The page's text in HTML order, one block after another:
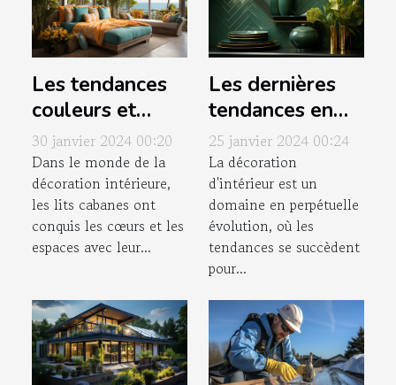
Les tendances
couleurs et
thèmes pour
personnaliser un
lit cabane en
2023
30 janvier 2024 00:20
Dans le monde de la
décoration intérieure,
les lits cabanes ont
conquis les cœurs et les
espaces avec leur...
Les dernières
tendances en
matière de
carrelage pour
rafraîchir votre
intérieur
25 janvier 2024 00:24
La décoration
d'intérieur est un
domaine en perpétuelle
évolution, où les
tendances se succèdent
pour...